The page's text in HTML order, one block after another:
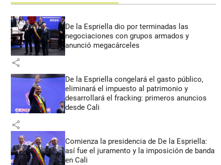
De la Espriella dio por terminadas las
negociaciones con grupos armados y
anunció megacárceles
share
De la Espriella congelará el gasto público,
eliminará el impuesto al patrimonio y
desarrollará el fracking: primeros anuncios
desde Cali
share
Comienza la presidencia de De la Espriella:
así fue el juramento y la imposición de banda
en Cali